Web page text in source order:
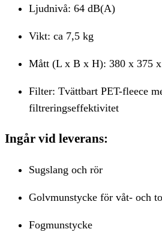
Ljudnivå: 64 dB(A)
Vikt: ca 7,5 kg
Mått (L x B x H): 380 x 375
Filter: Tvättbart PET-fleece
filtreringseffektivitet
Ingår vid leverans:
Sugslang och rör
Golvmunstycke för våt- och
Fogmunstycke